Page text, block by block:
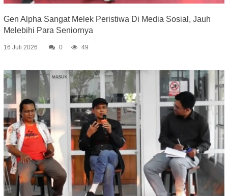
Gen Alpha Sangat Melek Peristiwa Di Media Sosial, Jauh
Melebihi Para Seniornya
16 Juli 2026 0 49